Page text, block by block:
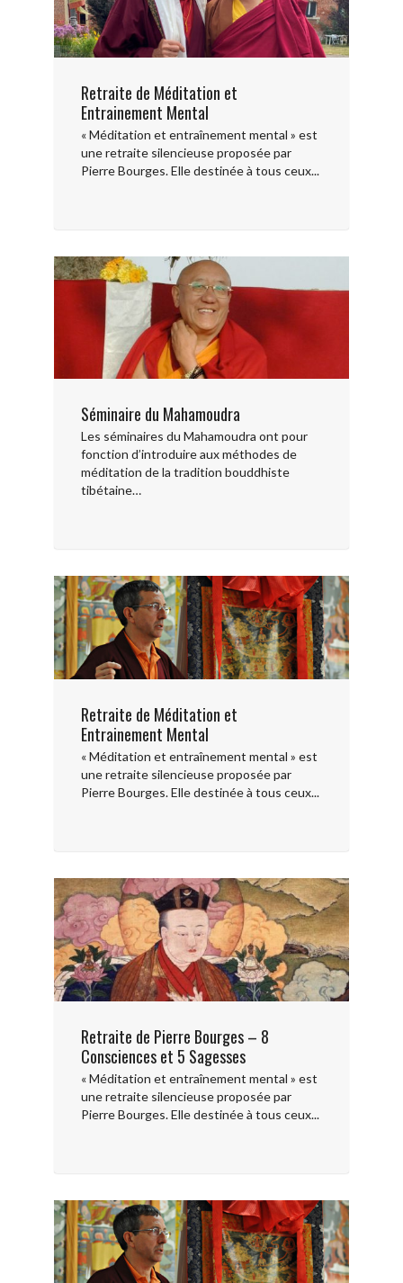
Retraite de Méditation et
Entrainement Mental
« Méditation et entraînement mental » est
une retraite silencieuse proposée par
Pierre Bourges. Elle destinée à tous ceux...
Séminaire du Mahamoudra
Les séminaires du Mahamoudra ont pour
fonction d’introduire aux méthodes de
méditation de la tradition bouddhiste
tibétaine…
Retraite de Méditation et
Entrainement Mental
« Méditation et entraînement mental » est
une retraite silencieuse proposée par
Pierre Bourges. Elle destinée à tous ceux...
Retraite de Pierre Bourges – 8
Consciences et 5 Sagesses
« Méditation et entraînement mental » est
une retraite silencieuse proposée par
Pierre Bourges. Elle destinée à tous ceux...